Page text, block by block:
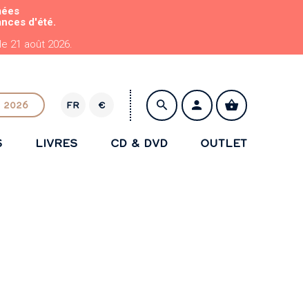
d'été.
21 août 2026.
2026 FR
R
€
LIVRES CD & DVD OUTLET